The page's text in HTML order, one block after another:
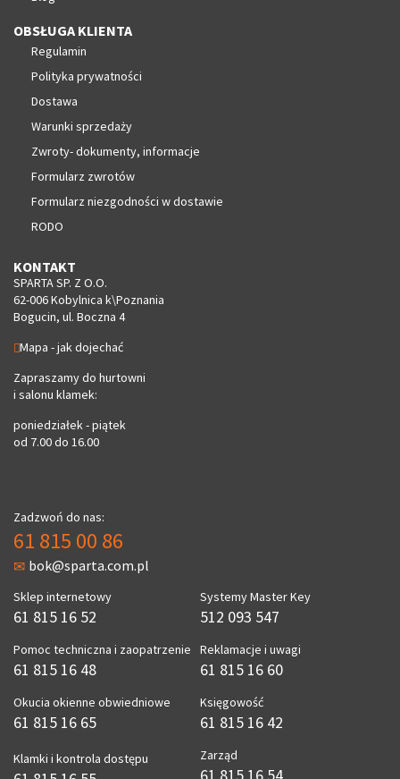
OBSŁUGA KLIENTA
Regulamin
Polityka prywatności
Dostawa
Warunki sprzedaży
Zwroty- dokumenty, informacje
Formularz zwrotów
Formularz niezgodności w dostawie
RODO
KONTAKT
SPARTA SP. Z O.O.
62-006 Kobylnica k\Poznania
Bogucin, ul. Boczna 4
Mapa - jak dojechać
Zapraszamy do hurtowni
i salonu klamek:
poniedziałek - piątek
od 7.00 do 16.00
Zadzwoń do nas:
61 815 00 86
bok@sparta.com.pl
Sklep internetowy
61 815 16 52
Pomoc techniczna i zaopatrzenie
61 815 16 48
Okucia okienne obwiedniowe
61 815 16 65
Klamki i kontrola dostępu
Systemy Master Key
512 093 547
Reklamacje i uwagi
61 815 16 60
Księgowość
61 815 16 42
Zarząd